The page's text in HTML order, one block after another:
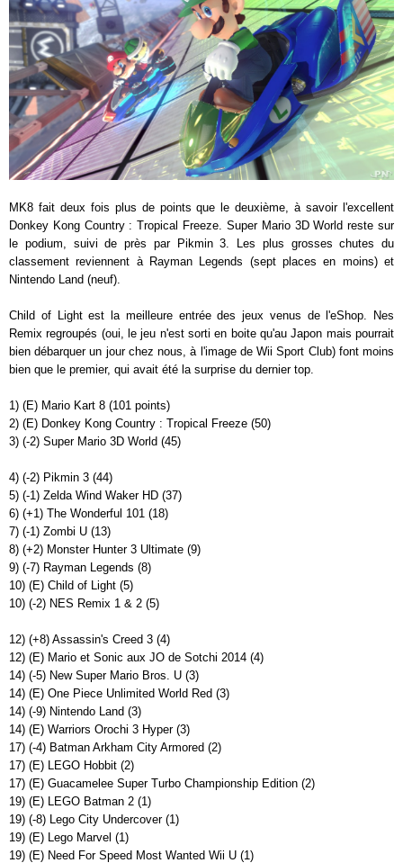
MK8 fait deux fois plus de points que le deuxième, à savoir l'excellent
Donkey Kong Country : Tropical Freeze. Super Mario 3D World reste sur
le podium, suivi de près par Pikmin 3. Les plus grosses chutes du
classement reviennent à Rayman Legends (sept places en moins) et
Nintendo Land (neuf).
Child of Light est la meilleure entrée des jeux venus de l'eShop. Nes
Remix regroupés (oui, le jeu n'est sorti en boite qu'au Japon mais pourrait
bien débarquer un jour chez nous, à l'image de Wii Sport Club) font moins
bien que le premier, qui avait été la surprise du dernier top.
1) (E) Mario Kart 8 (101 points)
2) (E) Donkey Kong Country : Tropical Freeze (50)
3) (-2) Super Mario 3D World (45)
4) (-2) Pikmin 3 (44)
5) (-1) Zelda Wind Waker HD (37)
6) (+1) The Wonderful 101 (18)
7) (-1) Zombi U (13)
8) (+2) Monster Hunter 3 Ultimate (9)
9) (-7) Rayman Legends (8)
10) (E) Child of Light (5)
10) (-2) NES Remix 1 & 2 (5)
12) (+8) Assassin's Creed 3 (4)
12) (E) Mario et Sonic aux JO de Sotchi 2014 (4)
14) (-5) New Super Mario Bros. U (3)
14) (E) One Piece Unlimited World Red (3)
14) (-9) Nintendo Land (3)
14) (E) Warriors Orochi 3 Hyper (3)
17) (-4) Batman Arkham City Armored (2)
17) (E) LEGO Hobbit (2)
17) (E) Guacamelee Super Turbo Championship Edition (2)
19) (E) LEGO Batman 2 (1)
19) (-8) Lego City Undercover (1)
19) (E) Lego Marvel (1)
19) (E) Need For Speed Most Wanted Wii U (1)